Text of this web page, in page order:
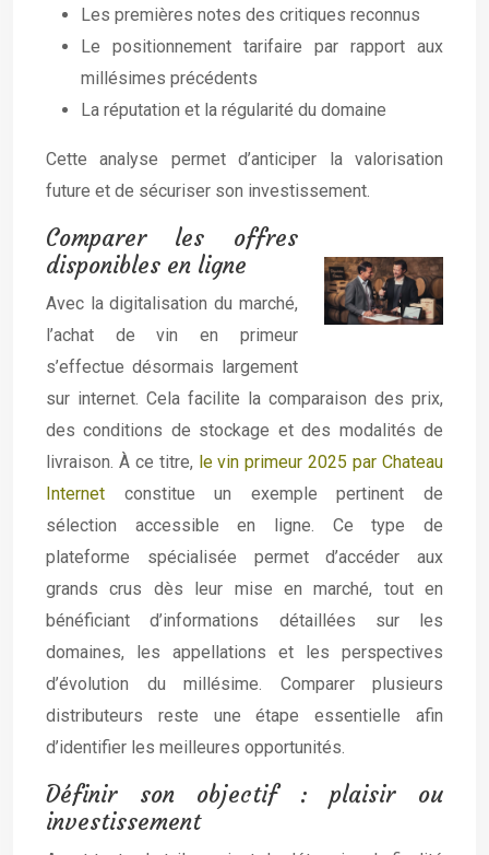
Les premières notes des critiques reconnus
Le positionnement tarifaire par rapport aux
millésimes précédents
La réputation et la régularité du domaine
Cette analyse permet d’anticiper la valorisation
future et de sécuriser son investissement.
Comparer les offres
disponibles en ligne
Avec la digitalisation du marché,
l’achat de vin en primeur
s’effectue désormais largement
sur internet. Cela facilite la comparaison des prix,
des conditions de stockage et des modalités de
livraison. À ce titre, le vin primeur 2025 par Chateau
Internet constitue un exemple pertinent de
sélection accessible en ligne. Ce type de
plateforme spécialisée permet d’accéder aux
grands crus dès leur mise en marché, tout en
bénéficiant d’informations détaillées sur les
domaines, les appellations et les perspectives
d’évolution du millésime. Comparer plusieurs
distributeurs reste une étape essentielle afin
d’identifier les meilleures opportunités.
Définir son objectif : plaisir ou
investissement